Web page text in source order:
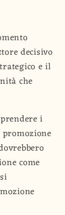
decisivo
e il
che
i
come